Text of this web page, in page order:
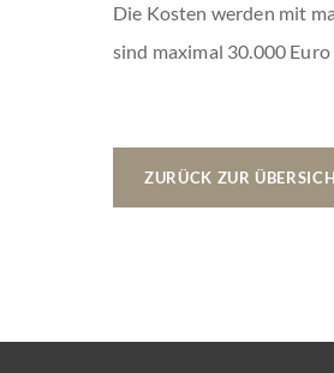
Die Kosten werden mit
sind maximal 30.000
ZURÜCK ZUR